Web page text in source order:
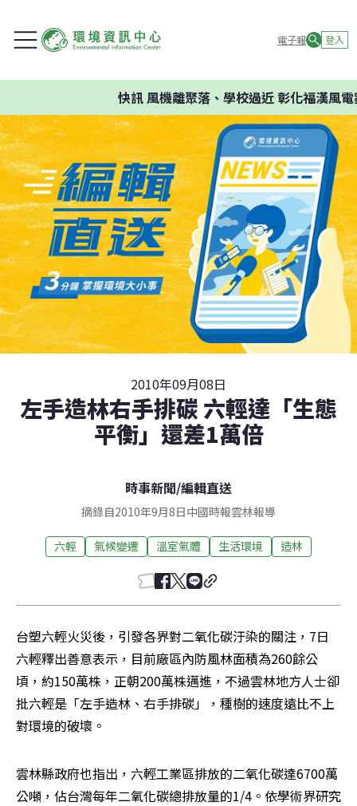
電子報 登入
快訊風機離聚落、學校過近 彰化福漢風電
2010年09月08日
左手造林右手排碳 六輕達「生態
平衡」還差1萬倍
時事新聞/編輯直送
摘錄自2010年9月8日中國時報雲林報導
六輕 氣候變遷 溫室氣體 生活環境 造林
台塑六輕火災後，引發各界對二氧化碳汙染的關注，7日
六輕釋出善意表示，目前廠區內防風林面積為260餘公
頃，約150萬株，正朝200萬株邁進，不過雲林地方人士卻
批六輕是「左手造林、右手排碳」，種樹的速度遠比不上
對環境的破壞。
雲林縣政府也指出，六輕工業區排放的二氧化碳達6700萬
公噸，佔台灣每年二氧化碳總排放量的1/4。依學術界研究